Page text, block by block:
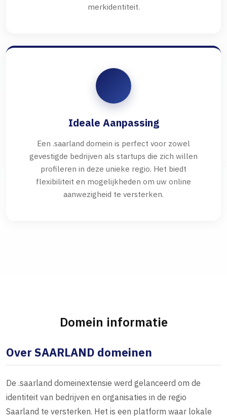
merkidentiteit.
Ideale Aanpassing
Een .saarland domein is perfect voor zowel
gevestigde bedrijven als startups die zich willen
profileren in deze unieke regio. Het biedt
flexibiliteit en mogelijkheden om uw online
aanwezigheid te versterken.
Domein informatie
Over SAARLAND domeinen
De .saarland domeinextensie werd gelanceerd om de
identiteit van bedrijven en organisaties in de regio
Saarland te versterken. Het is een platform waar lokale